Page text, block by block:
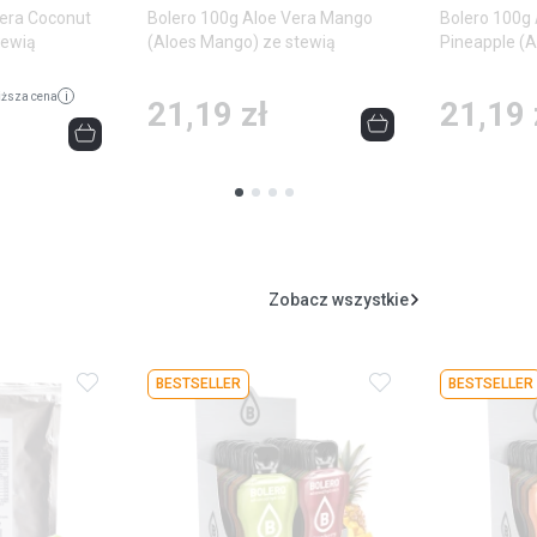
Coconut
cena i
Bolero 100g Aloe Vera Mango
(Aloes Mango) ze stewią
21,19 zł
Bolero 100g
Pineapple
21,19
Zobacz wszystkie
Dodaj BESTSELLER Dodaj BESTSELLER